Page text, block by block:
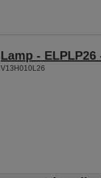
Lamp - ELPLP26
V13H010L26